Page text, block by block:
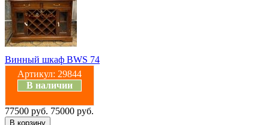
Винный шкаф BWS 74
Артикул: 29844
В наличии
77500 руб. 75000 руб.